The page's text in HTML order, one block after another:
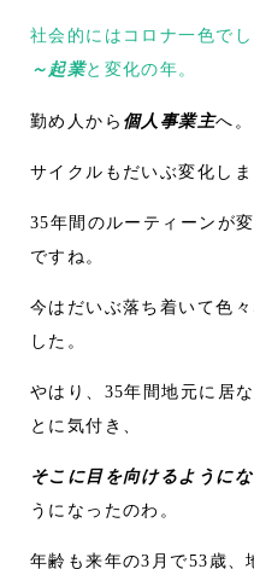
社会的にはコロナ一色で
～起業と変化の年。
勤め人から 個人事業主へ。
サイクルもだいぶ変化しま
35年間のルーティーンが
ですね。
今はだいぶ落ち着いて色
した。
やはり、35年間地元に居
とに気付き、
そこに目を向けるように
うになったのわ。
年齢も来年の3月で53歳、